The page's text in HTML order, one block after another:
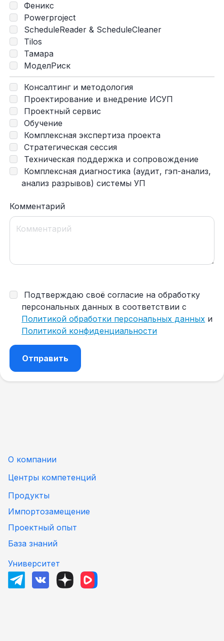
Феникс
Powerproject
ScheduleReader & ScheduleCleaner
Tilos
Тамара
МоделРиск
Консалтинг и методология
Проектирование и внедрение ИСУП
Проектный сервис
Обучение
Комплексная экспертиза проекта
Стратегическая сессия
Техническая поддержка и сопровождение
Комплексная диагностика (аудит, гэп-анализ,
анализ разрывов) системы УП
Комментарий
Подтверждаю своё согласие на обработку
персональных данных в соответствии с
Политикой обработки персональных данных и
Политикой конфиденциальности
О компании
Центры компетенций
Продукты
Импортозамещение
Проектный опыт
База знаний
Университет